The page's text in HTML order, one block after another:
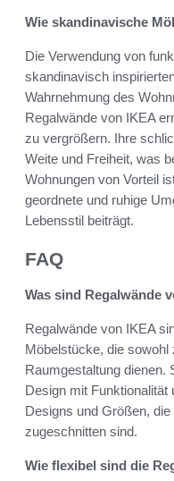
Wie skandinavische
Die Verwendung von
skandinavisch
Wahrnehmung des
Regalwände von IKEA
zu vergrößern. Ihre
Weite und Freiheit, was
Wohnungen von Vorteil
geordnete und ruhige
Lebensstil beiträgt.
FAQ
Was sind Regalwände
Regalwände von IKEA
Möbelstücke, die
Raumgestaltung dienen.
Design mit Funktionalität
Designs und Größen,
zugeschnitten sind.
Wie flexibel sind die